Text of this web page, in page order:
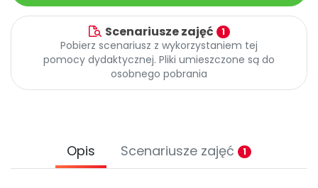
Scenariusze zajęć 1
Pobierz scenariusz z wykorzystaniem tej
pomocy dydaktycznej. Pliki umieszczone są do
osobnego pobrania
Opis Scenariusze zajęć 1